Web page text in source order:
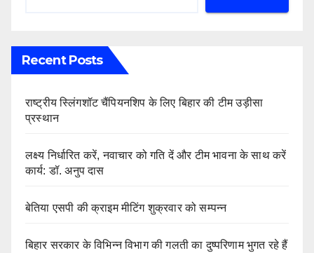
Recent Posts
राष्ट्रीय स्लिंगशॉट चैंपियनशिप के लिए बिहार की टीम उड़ीसा
प्रस्थान
लक्ष्य निर्धारित करें, नवाचार को गति दें और टीम भावना के साथ करें
कार्य: डॉ. अनुप दास
बेतिया एसपी की क्राइम मीटिंग शुक्रवार को सम्पन्न
बिहार सरकार के विभिन्न विभाग की गलती का दुष्परिणाम भुगत रहे हैं